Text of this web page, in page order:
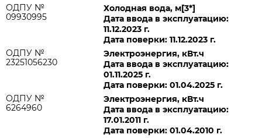
ОДПУ №
09930995
Холодная вода, м[3*]
Дата ввода в эксплуатацию:
11.12.2023 г.
Дата поверки: 11.12.2023 г.
ОДПУ №
23251056230
Электроэнергия, кВт.ч
Дата ввода в эксплуатацию:
01.11.2025 г.
Дата поверки: 01.04.2025 г.
ОДПУ №
6264960
Электроэнергия, кВт.ч
Дата ввода в эксплуатацию:
17.01.2011 г.
Дата поверки: 01.04.2010 г.